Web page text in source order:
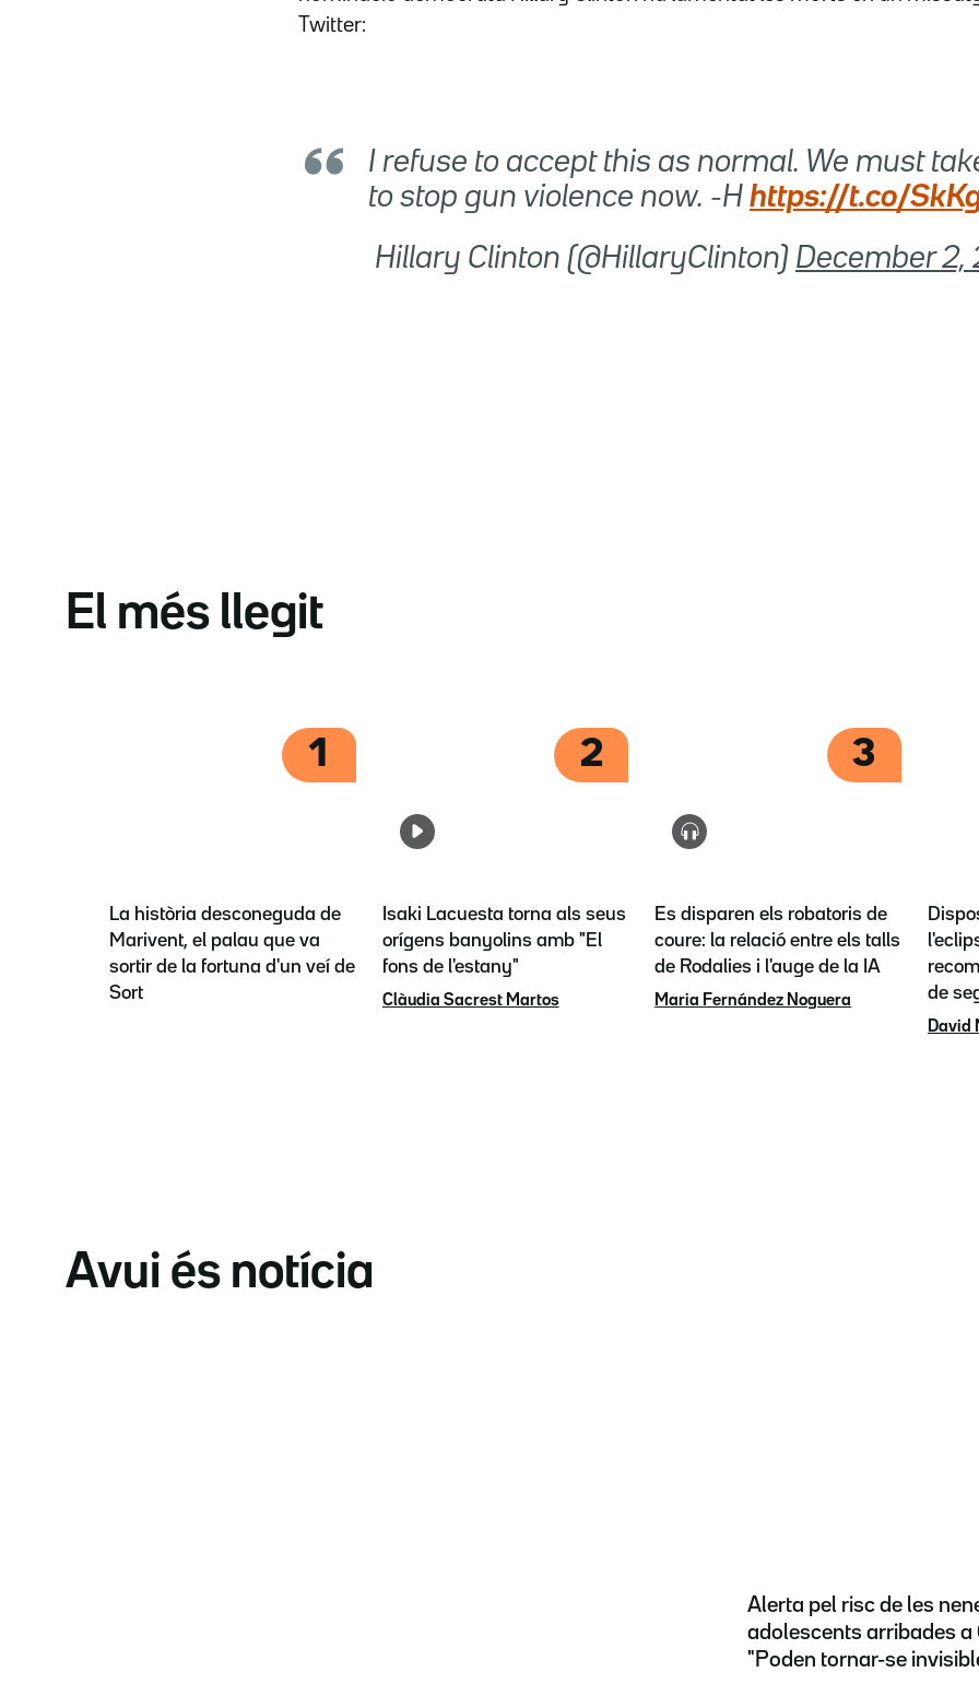
Twitter:
I refuse to accept this as normal. We must
to stop gun violence now. -H https://t.co/
 Hillary Clinton (@HillaryClinton) December 2,
El més llegit
1
La història desconeguda de
Marivent, el palau que va
sortir de la fortuna d'un veí de
Sort
2
Isaki Lacuesta torna als seus
orígens banyolins amb "El
fons de l'estany"
Clàudia Sacrest Martos
3
Es disparen els robatoris de
coure: la relació entre els talls
de Rodalies i l'auge de la IA
Maria Fernández Noguera
de
David
Avui és notícia
Alerta pel risc de les
adolescents arribades a
"Poden tornar-se